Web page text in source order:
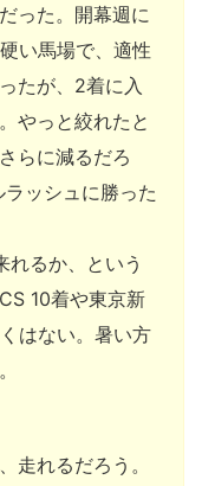
った。開幕週に
い馬場で、適性
たが、2着に入
やっと絞れたと
らに減るだろ
ッシュに勝った
れるか、という
10着や東京新
はない。暑い方
走れるだろう。